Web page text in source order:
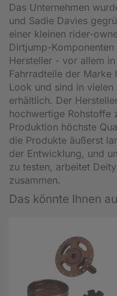
Das Unternehmen
und Sadie Davies
einer kleinen rider-
Dirtjump-
Hersteller - vor allem
Fahrradteile der Marke
Look und sind in vielen
erhältlich. Der
hochwertige Rohstoffe
Produktion höchste
die Produkte äußerst
der Entwicklung, und
zu testen, arbeitet
zusammen.
Das könnte Ihnen